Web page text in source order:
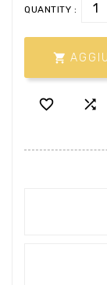
QUANTITY :

 